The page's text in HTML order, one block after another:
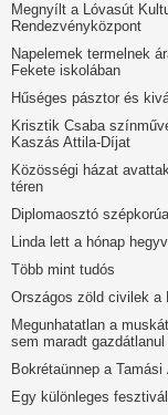
Megnyílt a Lóvasút
Rendezvényközpont
Napelemek termelnek
Fekete iskolában
Hűséges pásztor és
Krisztik Csaba
Kaszás Attila-Díjat
Közösségi házat
téren
Diplomaosztó
Linda lett a hónap
Több mint tudós
Országos zöld civilek a
Megunhatatlan a
sem maradt gazdátlanul
Bokrétaünnep a
Egy különleges fesztivál